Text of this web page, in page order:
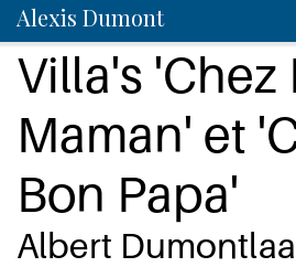
Alexis Dumont
Villa's 'Chez
Maman' et
Bon Papa'
Albert